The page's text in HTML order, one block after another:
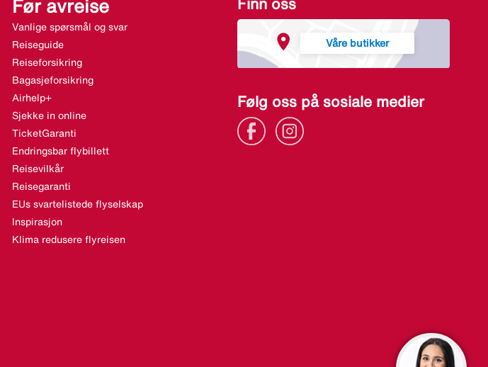
Før avreise
Vanlige spørsmål og svar
Reiseguide
Reiseforsikring
Bagasjeforsikring
Airhelp+
Sjekke in online
TicketGaranti
Endringsbar flybillett
Reisevilkår
Reisegaranti
EUs svartelistede flyselskap
Inspirasjon
Klima redusere flyreisen
Finn oss
Våre butikker
Følg oss på sosiale medier